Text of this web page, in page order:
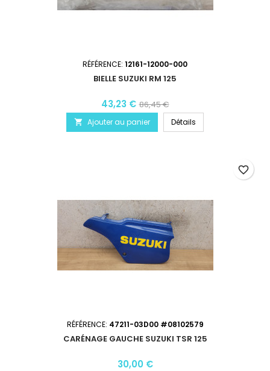
RÉFÉRENCE: 12161-12000-000
BIELLE SUZUKI RM 125
43,23 € 86,45 €
 Ajouter au panier Détails
RÉFÉRENCE: 47211-03D00 #08102579
CARÉNAGE GAUCHE SUZUKI TSR 125
30,00 €
favorite_border